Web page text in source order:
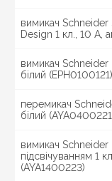
тому зовнішній
фактором, що
Принцип дії
конструкцією,
елементів:
робочий
елементи
вимикач
Design 1 кл., 10 А,
вимикач Schneider
білий (EPH0100121)
перемикач
білий
вимикач Schneider
підсвічуванням 1
(AYA1400223)